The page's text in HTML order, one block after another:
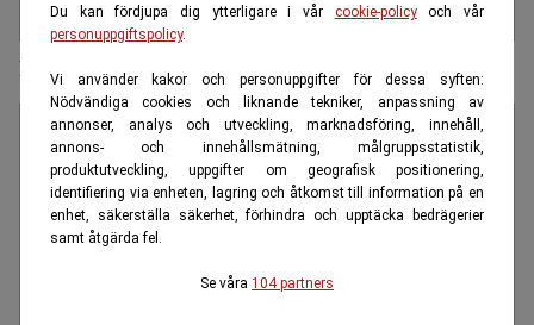
Du kan fördjupa dig ytterligare i vår cookie-policyoch vår
personuppgiftspolicy.
Vi använder kakor och personuppgifter för dessa syften:
Nödvändiga cookies och liknande tekniker, anpassning av
annonser, analys och utveckling, marknadsföring, innehåll,
annons- och innehållsmätning, målgruppsstatistik,
produktutveckling, uppgifter om geografisk positionering,
identifiering via enheten, lagring och åtkomst till information på en
enhet, säkerställa säkerhet, förhindra och upptäcka bedrägerier
samt åtgärda fel.
Se våra 104 partners
Nu måste frågor som berör äldre tas på allvar